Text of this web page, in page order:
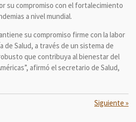
su compromiso con el fortalecimiento
a nivel mundial.
su compromiso firme con la labor
de Salud, a través de un sistema de
que contribuya al bienestar del
afirmó el secretario de Salud,
Siguiente »